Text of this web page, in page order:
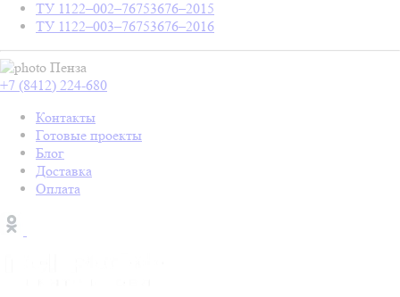
ТУ 1122–002–76753676–2015
ТУ 1122–003–76753676–2016
Пенза
+7 (8412) 224-680
Контакты
Готовые проекты
Блог
Доставка
Оплата